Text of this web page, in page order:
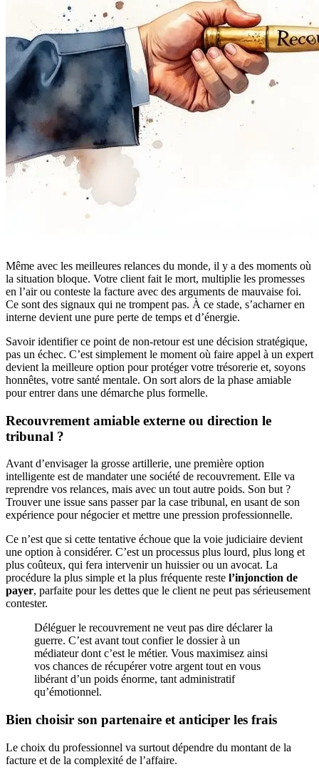
Même avec les meilleures relances du monde, il y a des moments où
la situation bloque. Votre client fait le mort, multiplie les promesses
en l’air ou conteste la facture avec des arguments de mauvaise foi.
Ce sont des signaux qui ne trompent pas. À ce stade, s’acharner en
interne devient une pure perte de temps et d’énergie.
Savoir identifier ce point de non-retour est une décision stratégique,
pas un échec. C’est simplement le moment où faire appel à un expert
devient la meilleure option pour protéger votre trésorerie et, soyons
honnêtes, votre santé mentale. On sort alors de la phase amiable
pour entrer dans une démarche plus formelle.
Recouvrement amiable externe ou direction le
tribunal ?
Avant d’envisager la grosse artillerie, une première option
intelligente est de mandater une société de recouvrement. Elle va
reprendre vos relances, mais avec un tout autre poids. Son but ?
Trouver une issue sans passer par la case tribunal, en usant de son
expérience pour négocier et mettre une pression professionnelle.
Ce n’est que si cette tentative échoue que la voie judiciaire devient
une option à considérer. C’est un processus plus lourd, plus long et
plus coûteux, qui fera intervenir un huissier ou un avocat. La
procédure la plus simple et la plus fréquente reste l’injonction de
payer, parfaite pour les dettes que le client ne peut pas sérieusement
contester.
Déléguer le recouvrement ne veut pas dire déclarer la
guerre. C’est avant tout confier le dossier à un
médiateur dont c’est le métier. Vous maximisez ainsi
vos chances de récupérer votre argent tout en vous
libérant d’un poids énorme, tant administratif
qu’émotionnel.
Bien choisir son partenaire et anticiper les frais
Le choix du professionnel va surtout dépendre du montant de la
facture et de la complexité de l’affaire.